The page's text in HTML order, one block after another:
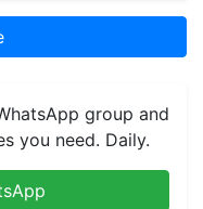
group and
you need. Daily.